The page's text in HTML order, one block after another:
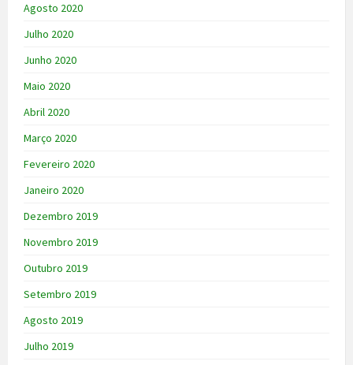
Agosto 2020
Julho 2020
Junho 2020
Maio 2020
Abril 2020
Março 2020
Fevereiro 2020
Janeiro 2020
Dezembro 2019
Novembro 2019
Outubro 2019
Setembro 2019
Agosto 2019
Julho 2019